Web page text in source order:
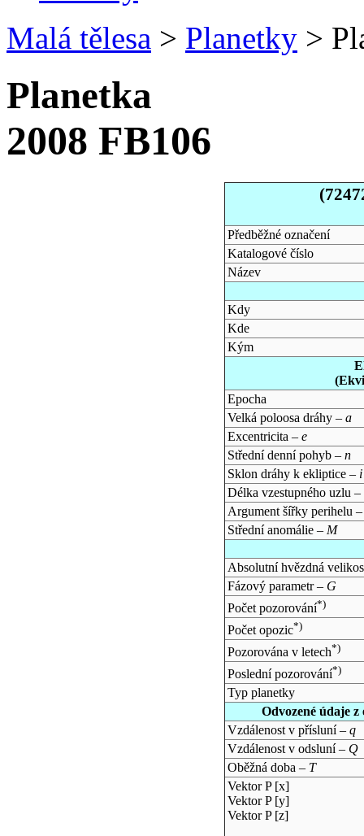
Malá tělesa > Planetky >
Planetka
2008 FB106
Předběžné označení
Katalogové číslo
Název
Kdy
Kde
Kým
Epocha
Velká poloosa dráhy – a
Excentricita – e
Střední denní pohyb – n
Sklon dráhy k ekliptice – i
Délka vzestupného uzlu –
Argument šířky perihelu
Střední anomálie – M
Absolutní hvězdná
Fázový parametr – G
Počet pozorování*)
Počet opozic*)
Pozorována v letech*)
Poslední pozorování*)
Typ planetky
Odvozené údaje
Vzdálenost v přísluní – q
Vzdálenost v odsluní – Q
Oběžná doba – T
Vektor P [x]
Vektor P [y]
Vektor P [z]